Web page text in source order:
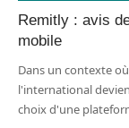
Remitly : avis
mobile
Dans un contexte
l'international
choix d'une